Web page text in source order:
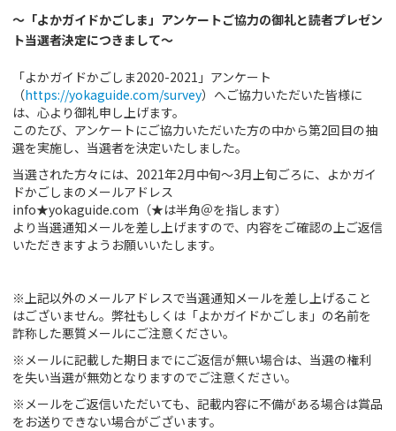
温泉
レジャー&
クーポン
初めてご利用の方
クーポンご利用について
～「よかガイドかごしま」アンケートご協力の御礼と読者プレゼン
ト当選者決定につきまして～
「よかガイドかごしま2020-2021」アンケート
（https://yokaguide.com/survey）へご協力いただいた皆様に
は、心より御礼申し上げます。
このたび、アンケートにご協力いただいた方の中から第2回目の抽
選を実施し、当選者を決定いたしました。
当選された方々には、2021年2月中旬～3月上旬ごろに、よかガイ
ドかごしまのメールアドレス
info★yokaguide.com（★は半角＠を指します）
より当選通知メールを差し上げますので、内容をご確認の上ご返信
いただきますようお願いいたします。
※上記以外のメールアドレスで当選通知メールを差し上げること
はございません。弊社もしくは「よかガイドかごしま」の名前を
詐称した悪質メールにご注意ください。
※メールに記載した期日までにご返信が無い場合は、当選の権利
を失い当選が無効となりますのでご注意ください。
※メールをご返信いただいても、記載内容に不備がある場合は賞品
をお送りできない場合がございます。